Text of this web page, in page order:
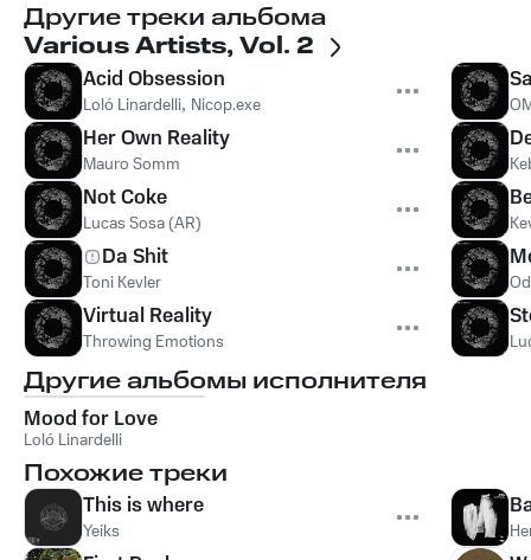
Другие треки альбома
Various Artists, Vol. 2
Acid Obsession
Loló Linardelli, Nicop.exe
Her Own Reality
Mauro Somm
Not Coke
Lucas Sosa (AR)
Da Shit
Toni Kevler
Virtual Reality
Throwing Emotions
Другие альбомы исполнителя
Mood for Love
Loló Linardelli
Похожие треки
This is where
Yeiks